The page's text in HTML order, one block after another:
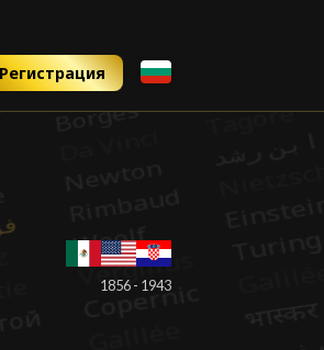
Регистрация
1856 - 1943